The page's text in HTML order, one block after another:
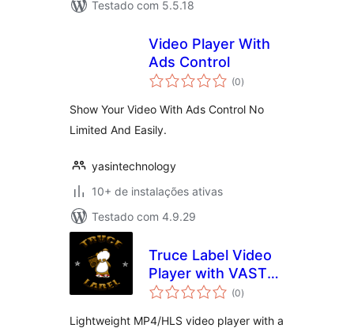
Testado com 5.5.18
Video Player With
Ads Control
(0total
de
)
Show Your Video With Ads Control No
Limited And Easily.
yasintechnology
10+ de instalações ativas
Testado com 4.9.29
Truce Label Video
Player with VAST
Ads
(0total
de
)
Lightweight MP4/HLS video player with a